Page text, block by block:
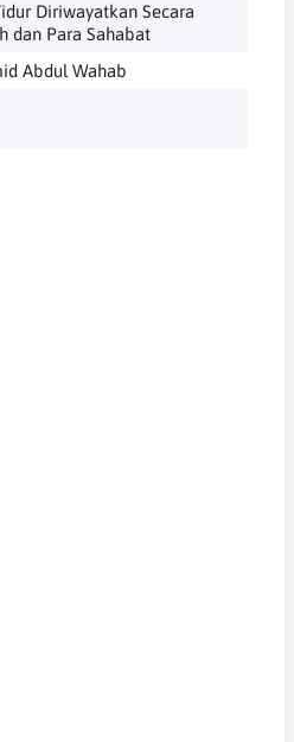
Diriwayatkan Secara
dan Para Sahabat
Abdul Wahab